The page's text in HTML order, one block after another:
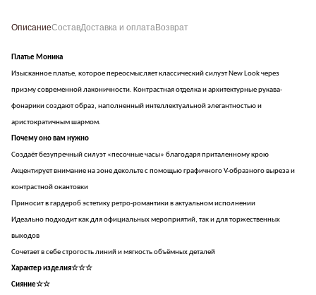
ОписаниеСоставДоставка и оплатаВозврат
Платье Моника
Изысканное платье, которое переосмысляет классический силуэт New Look через
призму современной лаконичности. Контрастная отделка и архитектурные рукава-
фонарики создают образ, наполненный интеллектуальной элегантностью и
аристократичным шармом.
Почему оно вам нужно
Создаёт безупречный силуэт «песочные часы» благодаря приталенному крою
Акцентирует внимание на зоне декольте с помощью графичного V-образного выреза и
контрастной окантовки
Приносит в гардероб эстетику ретро-романтики в актуальном исполнении
Идеально подходит как для официальных мероприятий, так и для торжественных
выходов
Сочетает в себе строгость линий и мягкость объёмных деталей
Характер изделия☆☆☆
Сияние☆☆